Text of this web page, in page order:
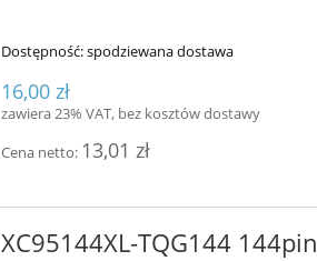
Dostępność:spodziewana dostawa
16,00 zł
zawiera 23% VAT, bez kosztów dostawy
Cena netto: 13,01 zł
XC95144XL-TQG144 144pin